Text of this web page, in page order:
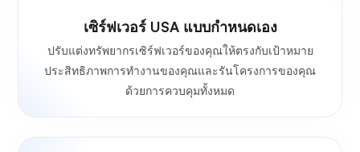
เซิร์ฟเวอร์ USA แบบกำหนดเอง
ปรับแต่งทรัพยากรเซิร์ฟเวอร์ของคุณให้ตรงกับเป้าหมาย
ประสิทธิภาพการทำงานของคุณและรันโครงการของคุณ
ด้วยการควบคุมทั้งหมด